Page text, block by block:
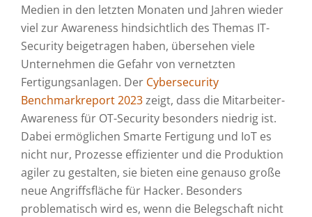
Medien in den letzten Monaten und Jahren wieder
viel zur Awareness hindsichtlich des Themas IT-
Security beigetragen haben, übersehen viele
Unternehmen die Gefahr von vernetzten
Fertigungsanlagen. Der Cybersecurity
Benchmarkreport 2023zeigt, dass die Mitarbeiter-
Awareness für OT-Security besonders niedrig ist.
Dabei ermöglichen Smarte Fertigung und IoT es
nicht nur, Prozesse effizienter und die Produktion
agiler zu gestalten, sie bieten eine genauso große
neue Angriffsfläche für Hacker. Besonders
problematisch wird es, wenn die Belegschaft nicht